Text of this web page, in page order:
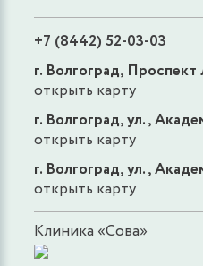
+7 (8442) 52-03-03
г. Волгоград,
открыть карту
г. Волгоград, ул.,
открыть карту
г. Волгоград, ул.,
открыть карту
Клиника «Сова»